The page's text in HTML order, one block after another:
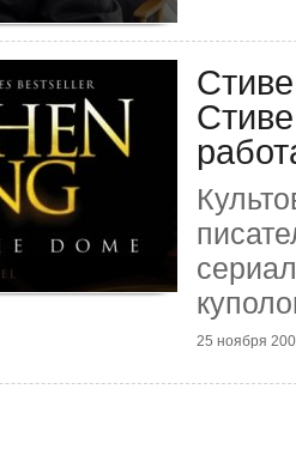
25 ноября